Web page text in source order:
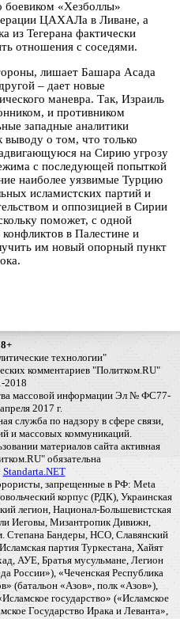
боевиком «Хезболлы»
ЦАХАЛа в Ливане, а
из Тегерана фактически
отношения с соседями.
лишает Башара Асада
– дает новые
маневра. Так, Израиль
и противником
западные аналитики
выводу о том, что только
на Сирию угрозу
с последующей попыткой
наиболее уязвимые Турцию
исламистских партий и
и оппозицией в Сирии
поможет, с одной
в Палестине и
им новый опорный пункт
технологии"
комментариев "Политком.RU"
2018
массовой информации Эл № ФС77-
2017 г.
служба по надзору в сфере связи,
и массовых коммуникаций.
материалов сайта активная
обязательна
Standarta.NET
запрещенные в РФ: Meta
корпус (РДК), Украинская
легион, Национал-Большевистская
Иеговы, Мизантропик Дивижн,
Степана Бандеры, НСО, Славянский
партия Туркестана, Хайят
АУЕ, Братья мусульмане, Легион
России»), «Чеченская Республика
(батальон «Азов», полк «Азов»),
государство» («Исламское
Государство Ирака и Леванта»,